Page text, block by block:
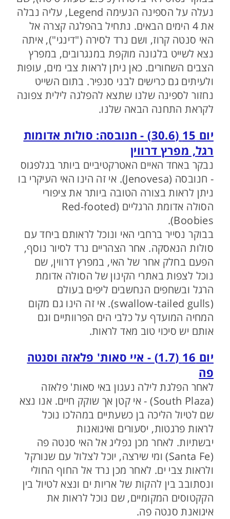
נעלה על הספינה הנעימה Legend, עליה נבלה
את 4 הימים הבאים. נתחיל בהפלגה קצרה אל
האי סנטה קרוז, ושם נרד לסירה ("דינגי"), איתה
נצא לשייט בלגונה מוקפת במנגרובים, במפרץ
הצבים השחורים. כאן ניתן לראות צבי מים, עופות
ולעיתים גם כרישים לבני סנפיר. בתום השייט
נחזור לספינה שלנו שתצא להפלגה לילית צפונה
לקראת התחנה הבאה שלנו.
יום 15 (30.6) - חנובסה: סולות אדומות
רגל, מפרץ דרווין
נבקר באחד האיים האטרקטיביים ביותר בגלפגוס
- חנובסה (Jenovesa). אי זה הינו האי העיקרי בו
ניתן לראות בצורה הטובה ביותר את ציפורי
הסולה אדומת הרגליים (Red-footed
Boobies).
בבוקר נסייר ברחבי האי ונוכל לראותם ביחד עם
סולות הנאסקה. אחר הצהריים נרד לסיור נוסף,
הפעם בחלק אחר של האי, במפרץ דרווין, שם
נוכל לצפות באתרי הקינון של הסולה אדומת
הרגל ובשחפים הנחשבים ליפים בעולם
(swallow-tailed gulls). אי זה הינו גם מקום
המחיה המועדף על כלבי הים הפרוותיים וגם
אותם יש סיכוי טוב מאד לראות.
יום 16 (1.7) - איי סאות' פלאזה וסנטה
פה
לאחר הפלגת לילה נעגון באי סאות' פלאזה
(South Plaza) - אי קטן אך שוקק חיים. אנו נצא
שם לטיול הליכה בן כשעתיים במהלכו נוכל
לראות פרגטות, יסעורים ואיגואנות
יבשתיות. לאחר מכן נפליג אל האי סנטה פה
(Santa Fe) ומי שירצה, יוכל לצלול עם שנורקל
ולראות צבי ים. לאחר מכן נרד אל החוף החולי
ונסתובב בין להקות של אריות ים ונצא לטיול בין
הקקטוסים המקומיים, שם נוכל לראות את
איגואנת סנטה פה.